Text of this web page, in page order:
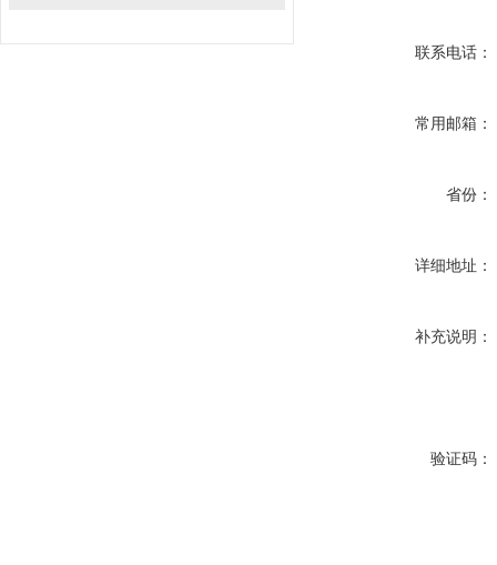
联系电话：
常用邮箱：
省份：
详细地址：
补充说明：
验证码：